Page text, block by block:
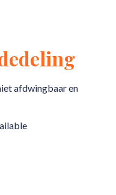
afdwingbaar en